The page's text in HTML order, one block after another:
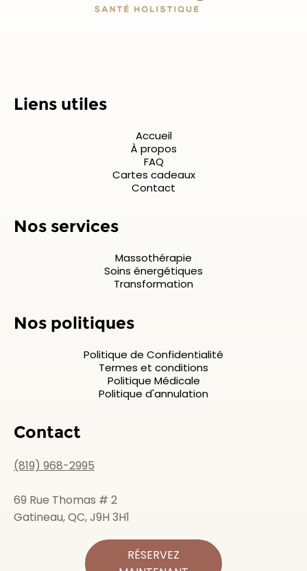
Contact
(819) 968-2995
69 Rue Thomas # 2
Gatineau, QC, J9H 3H1
RÉSERVEZ
Liens utiles
Accueil
À propos
FAQ
Cartes cadeaux
Contact
Nos services
Massothérapie
Soins énergétiques
Transformation
Nos politiques
Politique de Confidentialité
Termes et conditions
Politique Médicale
Politique d'annulation